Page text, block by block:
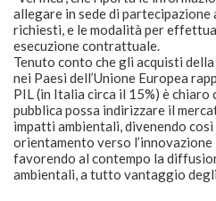
allegare in sede di partecipazione
richiesti, e le modalità per
esecuzione contrattuale.
Tenuto conto che gli acquisti
nei Paesi dell’Unione Europea
PIL (in Italia circa il 15%) è chiaro
pubblica possa indirizzare il
impatti ambientali, divenendo
orientamento verso
favorendo al contempo la
ambientali, a tutto vantaggio